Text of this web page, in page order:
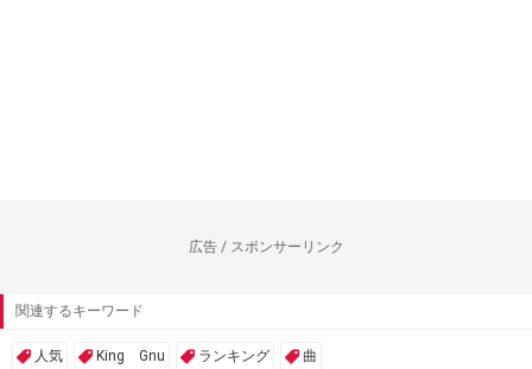
広告 / スポンサーリンク
関連するキーワード
人気 King Gnu ランキング 曲